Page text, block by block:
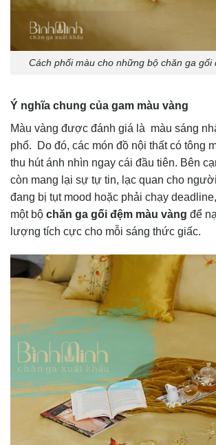
Cách phối màu cho những bộ chăn ga gối
Ý nghĩa chung của gam màu vàng
Màu vàng được đánh giá là màu sáng
phổ. Do đó, các món đồ nội thất có tông
thu hút ánh nhìn ngay cái đầu tiên. Bên
còn mang lại sự tự tin, lạc quan cho
đang bị tụt mood hoặc phải chạy
một bộ chăn ga gối đệm màu vàng để
lượng tích cực cho mỗi sáng thức giấc.